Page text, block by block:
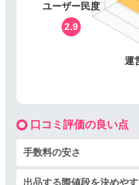
運
ユーザー民度
2.9
口コミ評価の良い点
手数料の安さ
出品する際値段を決めや